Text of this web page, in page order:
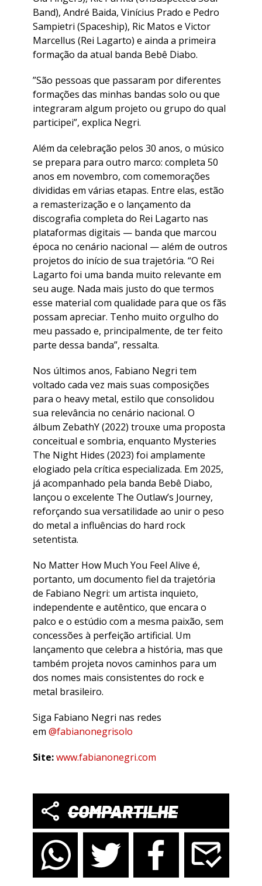
Band), André Baida, Vinícius Prado e Pedro
Sampietri (Spaceship), Ric Matos e Victor
Marcellus (Rei Lagarto) e ainda a primeira
formação da atual banda Bebê Diabo.
​”São pessoas que passaram por diferentes
formações das minhas bandas solo ou que
integraram algum projeto ou grupo do qual
participei”, explica Negri.
​Além da celebração pelos 30 anos, o músico
se prepara para outro marco: completa 50
anos em novembro, com comemorações
divididas em várias etapas. Entre elas, estão
a remasterização e o lançamento da
discografia completa do Rei Lagarto nas
plataformas digitais — banda que marcou
época no cenário nacional — além de outros
projetos do início de sua trajetória. “O Rei
Lagarto foi uma banda muito relevante em
seu auge. Nada mais justo do que termos
esse material com qualidade para que os fãs
possam apreciar. Tenho muito orgulho do
meu passado e, principalmente, de ter feito
parte dessa banda”, ressalta.
​Nos últimos anos, Fabiano Negri tem
voltado cada vez mais suas composições
para o heavy metal, estilo que consolidou
sua relevância no cenário nacional. O
álbum ZebathY (2022) trouxe uma proposta
conceitual e sombria, enquanto Mysteries
The Night Hides (2023) foi amplamente
elogiado pela crítica especializada. Em 2025,
já acompanhado pela banda Bebê Diabo,
lançou o excelente The Outlaw’s Journey,
reforçando sua versatilidade ao unir o peso
do metal a influências do hard rock
setentista.
​No Matter How Much You Feel Alive é,
portanto, um documento fiel da trajetória
de Fabiano Negri: um artista inquieto,
independente e autêntico, que encara o
palco e o estúdio com a mesma paixão, sem
concessões à perfeição artificial. Um
lançamento que celebra a história, mas que
também projeta novos caminhos para um
dos nomes mais consistentes do rock e
metal brasileiro.
​Siga Fabiano Negri nas redes
em @fabianonegrisolo
​Site:www.fabianonegri.com
COMPARTILHE